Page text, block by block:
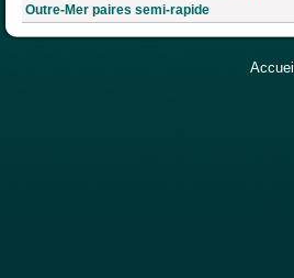
Outre-Mer paires semi-rapide
Accueil